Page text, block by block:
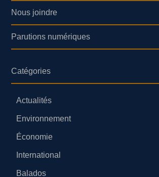
Nous joindre
Parutions numériques
Catégories
Actualités
Environnement
Économie
International
Balados